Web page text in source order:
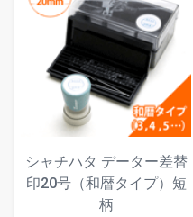
シャチハタ データー差替
印20号（和暦タイプ）短
柄